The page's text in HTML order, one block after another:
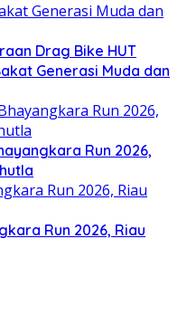
Drag Bike HUT
Generasi Muda dan
Run 2026,
Run 2026, Riau